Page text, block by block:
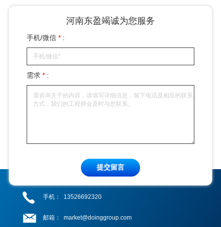
河南东盈竭诚为您服务
手机/微信* :
需求* :
提交留言
手机： 13526692320
邮箱： market@doinggroup.com